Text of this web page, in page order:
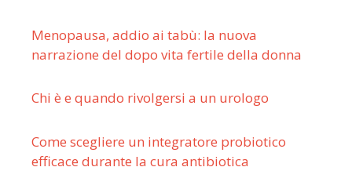
Menopausa, addio ai tabù: la nuova
narrazione del dopo vita fertile della donna
Chi è e quando rivolgersi a un urologo
Come scegliere un integratore probiotico
efficace durante la cura antibiotica